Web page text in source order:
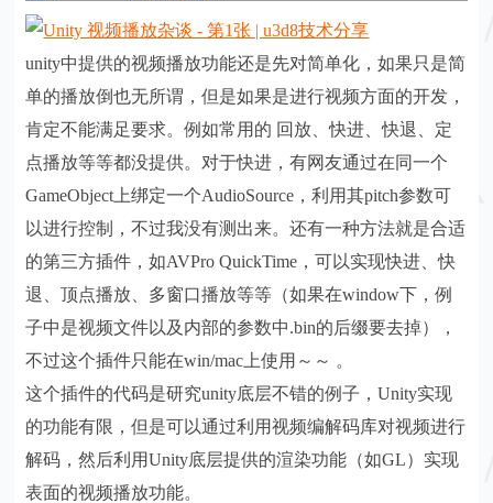
unity中提供的视频播放功能还是先对简单化，如果只是简
单的播放倒也无所谓，但是如果是进行视频方面的开发，
肯定不能满足要求。例如常用的 回放、快进、快退、定
点播放等等都没提供。对于快进，有网友通过在同一个
GameObject上绑定一个AudioSource，利用其pitch参数可
以进行控制，不过我没有测出来。还有一种方法就是合适
的第三方插件，如AVPro QuickTime，可以实现快进、快
退、顶点播放、多窗口播放等等（如果在window下，例
子中是视频文件以及内部的参数中.bin的后缀要去掉），
不过这个插件只能在win/mac上使用～～ 。
这个插件的代码是研究unity底层不错的例子，Unity实现
的功能有限，但是可以通过利用视频编解码库对视频进行
解码，然后利用Unity底层提供的渲染功能（如GL）实现
表面的视频播放功能。